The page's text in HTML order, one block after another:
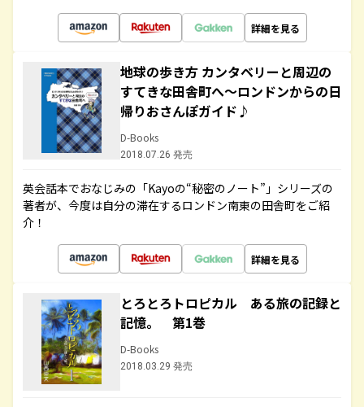
詳細を見る
地球の歩き方 カンタベリーと周辺の
すてきな田舎町へ～ロンドンからの日
帰りおさんぽガイド♪
D-Books
2018.07.26 発売
英会話本でおなじみの「Kayoの“秘密のノート”」シリーズの
著者が、今度は自分の滞在するロンドン南東の田舎町をご紹
介！
詳細を見る
とろとろトロピカル ある旅の記録と
記憶。 第1巻
D-Books
2018.03.29 発売